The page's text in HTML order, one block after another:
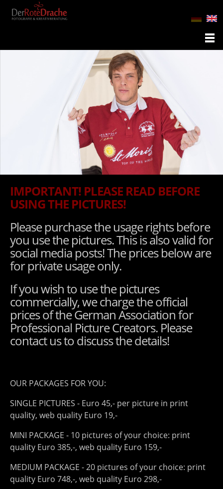
IMPORTANT! PLEASE READ BEFORE
USING THE PICTURES!
Please purchase the usage rights before
you use the pictures. This is also valid for
social media posts! The prices below are
for private usage only.
If you wish to use the pictures
commercially, we charge the official
prices of the German Association for
Professional Picture Creators. Please
contact us to discuss the details!
OUR PACKAGES FOR YOU:
SINGLE PICTURES - Euro 45,- per picture in print
quality, web quality Euro 19,-
MINI PACKAGE - 10 pictures of your choice: print
quality Euro 385,-, web quality Euro 159,-
MEDIUM PACKAGE - 20 pictures of your choice: print
quality Euro 748,-, web quality Euro 298,-